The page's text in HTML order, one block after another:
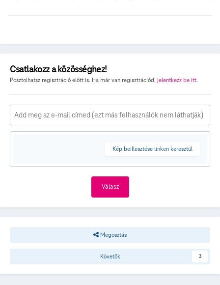
Csatlakozz a közösséghez!
Posztolhatsz regisztráció előtt is. Ha már van regisztrációd, jelentkezz be itt.
Kép beillesztése linken keresztül
Válasz
Megosztás
Követők 3